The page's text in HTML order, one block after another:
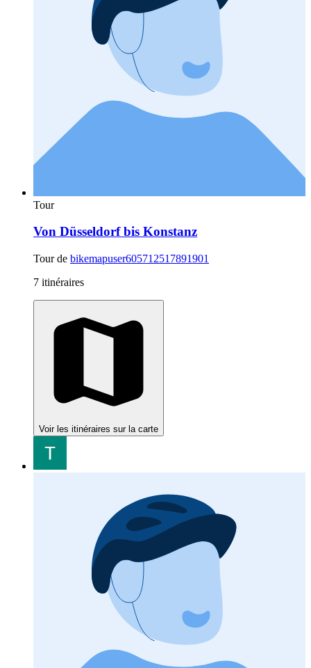
Tour
Von Düsseldorf bis Konstanz
Tour de bikemapuser605712517891901
7 itinéraires
Voir les itinéraires sur la carte